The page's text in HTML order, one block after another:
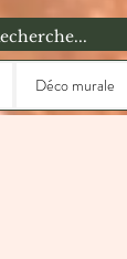
Déco murale